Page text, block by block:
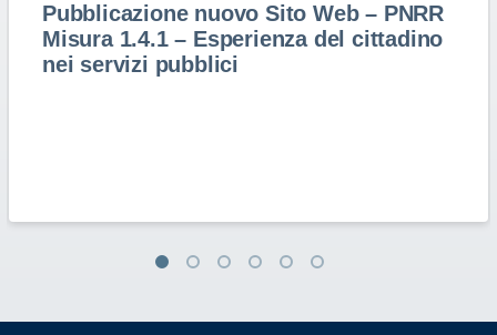
Pubblicazione nuovo Sito Web – PNRR
Misura 1.4.1 – Esperienza del cittadino
nei servizi pubblici